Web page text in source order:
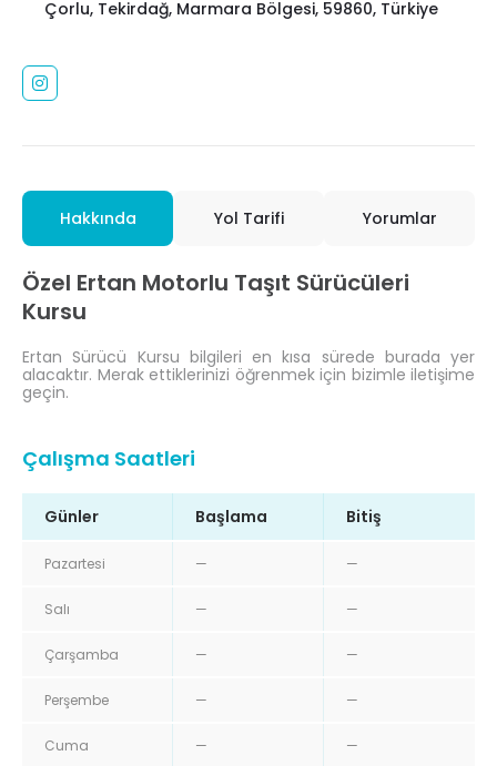
Çorlu, Tekirdağ, Marmara Bölgesi, 59860, Türkiye
Hakkında Yol Tarifi Yorumlar
Özel Ertan Motorlu Taşıt Sürücüleri
Kursu
Ertan Sürücü Kursu bilgileri en kısa sürede burada yer
alacaktır. Merak ettiklerinizi öğrenmek için bizimle iletişime
geçin.
Çalışma Saatleri
Günler Başlama Bitiş
Pazartesi — —
Salı — —
Çarşamba — —
Perşembe — —
Cuma — —